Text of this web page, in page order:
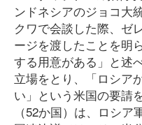
ンドネシアのジョコ大
クワで会談した際、ゼ
ージを渡したことを明
する用意がある」と述
立場をとり、「ロシア
い」という米国の要請
（52か国）は、ロシ